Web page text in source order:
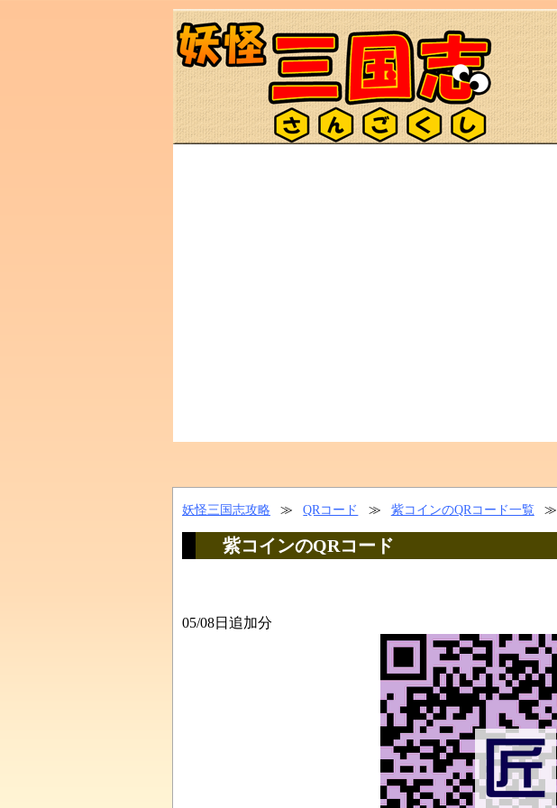
妖怪三国志攻略 ≫ QRコード ≫ 紫コインのQRコード一覧 ≫
紫コインのQRコード
05/08日追加分